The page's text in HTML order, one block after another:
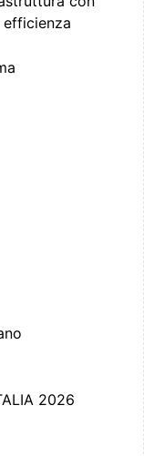
efficienza
2026